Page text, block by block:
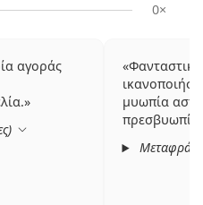
0×
αγοράς
)
μυωπία
πρεσβυωπία